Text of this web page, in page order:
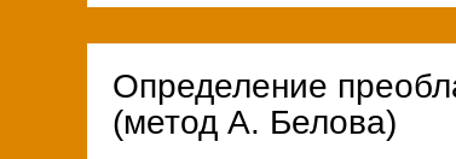
Определение
(метод А. Белова)